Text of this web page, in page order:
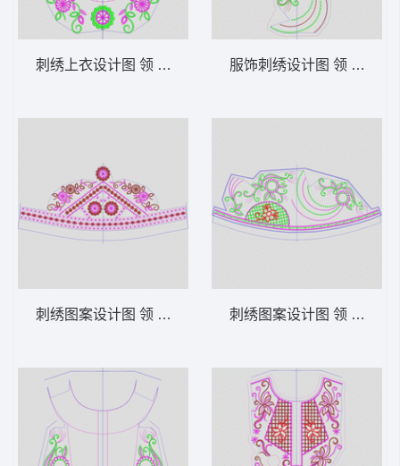
刺绣上衣设计图 领 衣边下摆 中东阿拉伯 泰
刺绣图案设计图 领 衣边下摆 中东阿拉伯 泰
服饰刺绣设计图 领 衣边下
刺绣图案设计图 领 衣边下